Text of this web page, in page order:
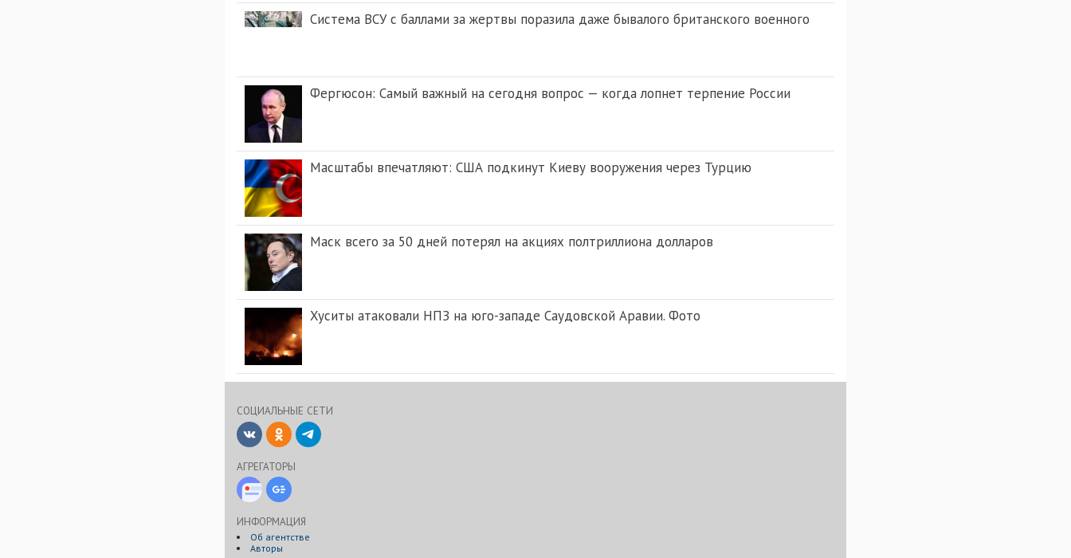
Система ВСУ с баллами за жертвы поразила даже бывалого британского военного
Фергюсон: Самый важный на сегодня вопрос — когда лопнет терпение России
Масштабы впечатляют: США подкинут Киеву вооружения через Турцию
Маск всего за 50 дней потерял на акциях полтриллиона долларов
Хуситы атаковали НПЗ на юго-западе Саудовской Аравии. Фото
СОЦИАЛЬНЫЕ CЕТИ
ВКонтактеОдноклассники
АГРЕГАТОРЫ
Новости Дзен
ИНФОРМАЦИЯ
Об агентстве
Авторы